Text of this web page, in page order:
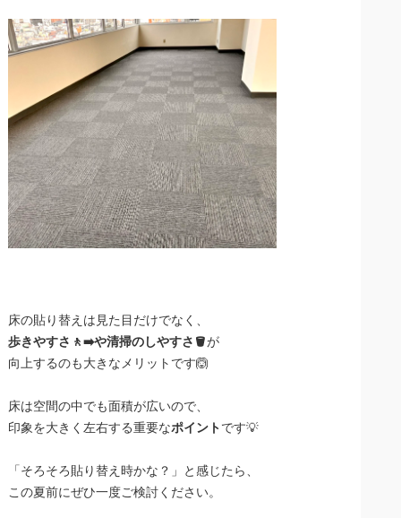
床の貼り替えは見た目だけでなく、
歩きやすさ🚶‍➡️や清掃のしやすさ🪣が
向上するのも大きなメリットです🙆
床は空間の中でも面積が広いので、
印象を大きく左右する重要なポイントです💡
「そろそろ貼り替え時かな？」と感じたら、
この夏前にぜひ一度ご検討ください。